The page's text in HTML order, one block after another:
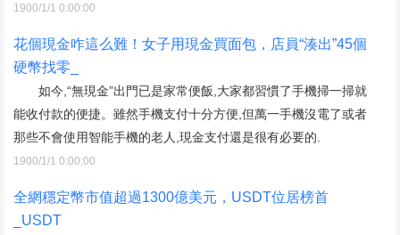
1900/1/1 0:00:00
花個現金咋這么難！女子用現金買面包，店員“湊出”45個
硬幣找零_
如今,“無現金”出門已是家常便飯,大家都習慣了手機掃一掃就
能收付款的便捷。雖然手機支付十分方便,但萬一手機沒電了或者
那些不會使用智能手機的老人,現金支付還是很有必要的.
1900/1/1 0:00:00
全網穩定幣市值超過1300億美元，USDT位居榜首
_USDT